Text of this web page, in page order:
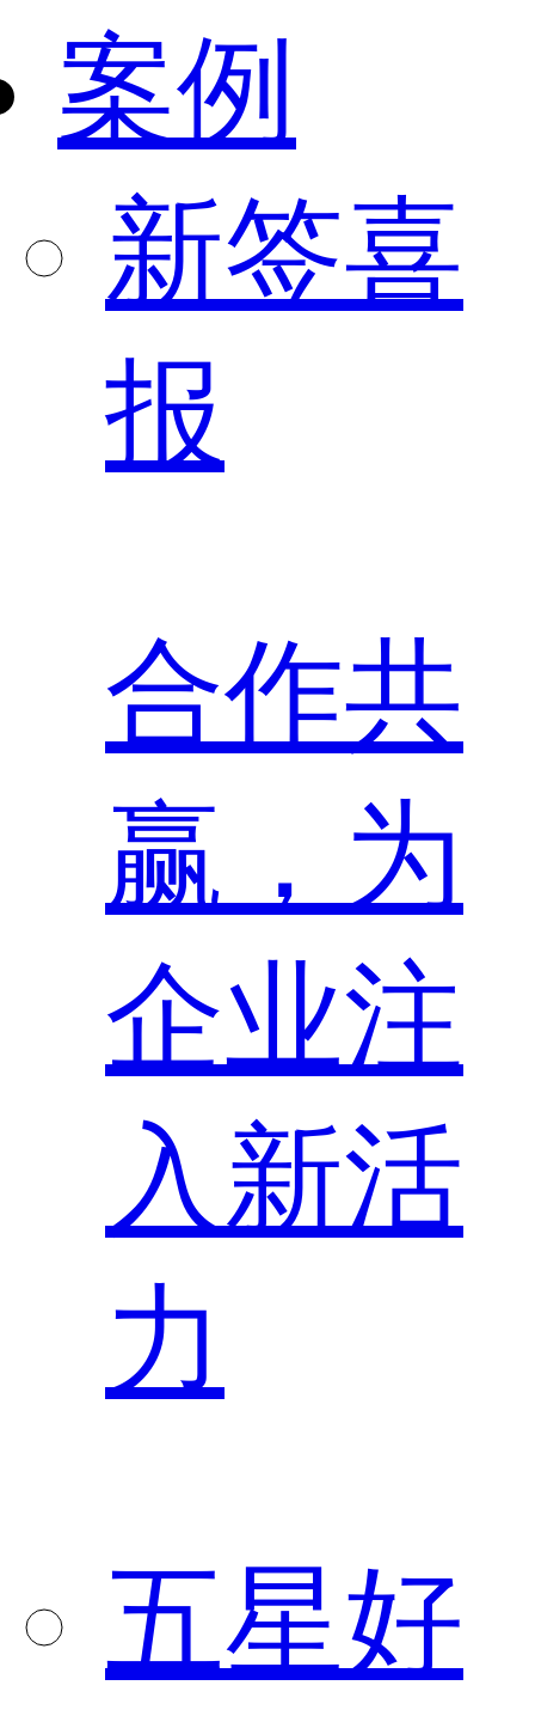
案例
新签喜
报
合作共
赢，为
企业注
入新活
力
五星好